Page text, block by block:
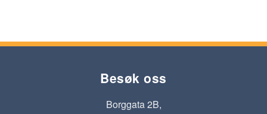
Besøk oss
Borggata 2B,